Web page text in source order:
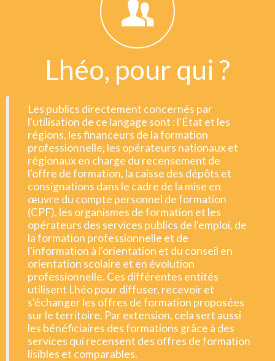
Lhéo, pour qui ?
Les publics directement concernés par
l'utilisation de ce langage sont : l'État et les
régions, les financeurs de la formation
professionnelle, les opérateurs nationaux et
régionaux en charge du recensement de
l'offre de formation, la caisse des dépôts et
consignations dans le cadre de la mise en
œuvre du compte personnel de formation
(CPF), les organismes de formation et les
opérateurs des services publics de l'emploi, de
la formation professionnelle et de
l'information à l'orientation et du conseil en
orientation scolaire et en évolution
professionnelle. Ces différentes entités
utilisent Lhéo pour diffuser, recevoir et
s'échanger les offres de formation proposées
sur le territoire. Par extension, cela sert aussi
les bénéficiaires des formations grâce à des
services qui recensent des offres de formation
lisibles et comparables.